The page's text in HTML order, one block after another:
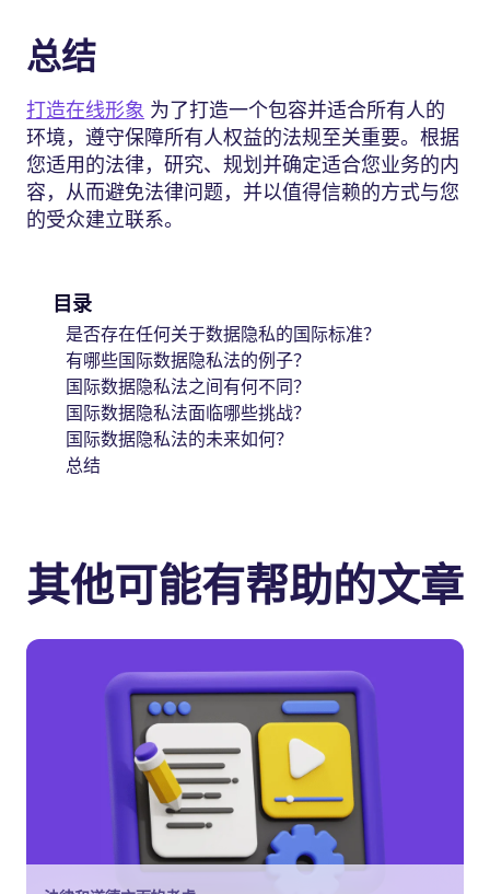
总结
打造在线形象 为了打造一个包容并适合所有人的
环境，遵守保障所有人权益的法规至关重要。根据
您适用的法律，研究、规划并确定适合您业务的内
容，从而避免法律问题，并以值得信赖的方式与您
的受众建立联系。
目录
是否存在任何关于数据隐私的国际标准？
有哪些国际数据隐私法的例子？
国际数据隐私法之间有何不同？
国际数据隐私法面临哪些挑战？
国际数据隐私法的未来如何？
总结
其他可能有帮助的文章